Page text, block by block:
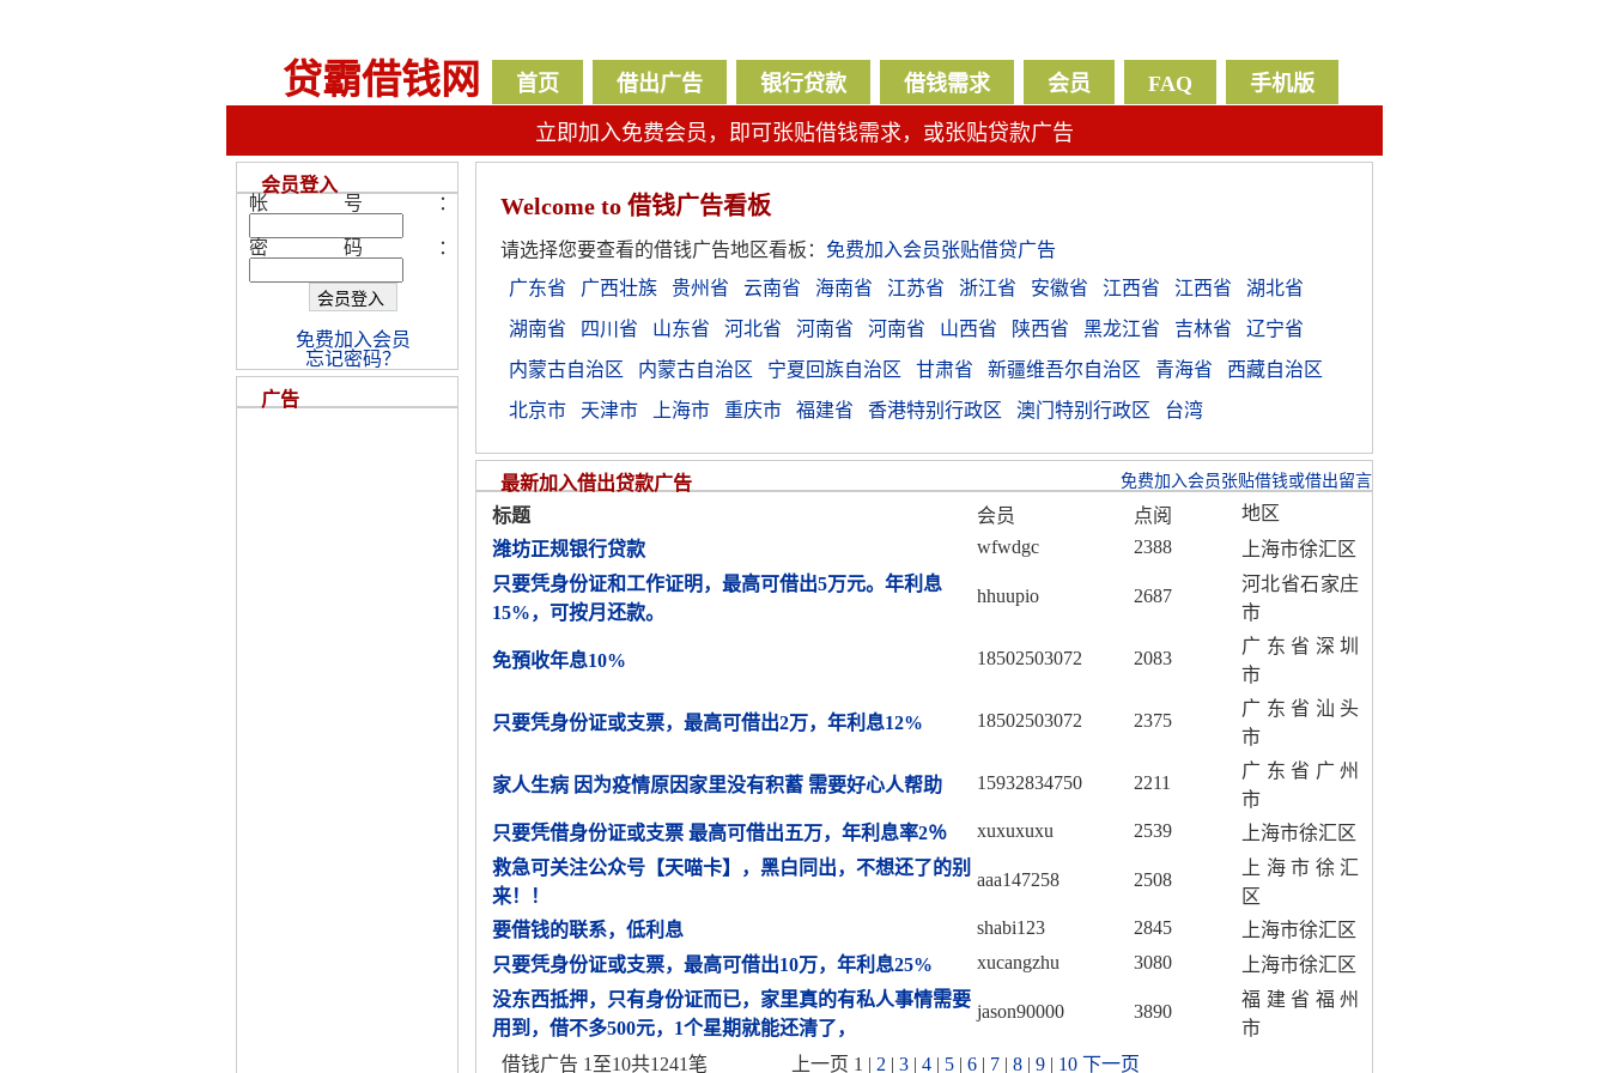
贷霸借钱网 首页 借出广告 银行贷款 借钱需求 会员 FAQ 手机版
立即加入免费会员，即可张贴借钱需求，或张贴贷款广告
Welcome to 借钱广告看板
请选择您要查看的借钱广告地区看板： 免费加入会员张贴借贷广告
广东省
广西壮族 贵州省 云南省 海南省 江苏省 浙江省 安徽省 江西省 江西省
湖北省
湖南省
四川省 山东省 河北省 河南省 河南省 山西省 陕西省 黑龙江省 吉林省
辽宁省
内蒙古自治区
内蒙古自治区 宁夏回族自治区 甘肃省 新疆维吾尔自治区 青海省
西藏自治区
北京市
天津市 上海市 重庆市 福建省 香港特别行政区 澳门特别行政区 台湾
最新加入借出贷款广告 免费加入会员张贴借钱或借出留言
标题 会员 点阅
地区
潍坊正规银行贷款
wfwdgc 2388
上海市徐汇区
只要凭身份证和工作证明，最高可借出5万元。年利息
15%，可按月还款。
hhuupio 2687
河北省石家庄
市
免預收年息10% 18502503072 2083
广东省深圳
市
只要凭身份证或支票，最高可借出2万，年利息12% 18502503072 2375
广东省汕头
市
家人生病 因为疫情原因家里没有积蓄 需要好心人帮助 15932834750 2211
广东省广州
市
只要凭借身份证或支票 最高可借出五万，年利息率2％
xuxuxuxu 2539
上海市徐汇区
救急可关注公众号【天喵卡】，黑白同出，不想还了的别
来！！
aaa147258 2508
上海市徐汇
区
要借钱的联系，低利息
shabi123 2845
上海市徐汇区
只要凭身份证或支票，最高可借出10万，年利息25%
xucangzhu 3080
上海市徐汇区
没东西抵押，只有身份证而已，家里真的有私人事情需要
用到，借不多500元，1个星期就能还清了，
jason90000 3890
福建省福州
市
借钱广告 1至10共1241笔
上一页 1 | 2 | 3 | 4 | 5 | 6 | 7 | 8 | 9 | 10 下一页
会员登入
帐号：
密码：
免费加入会员
忘记密码？
广告